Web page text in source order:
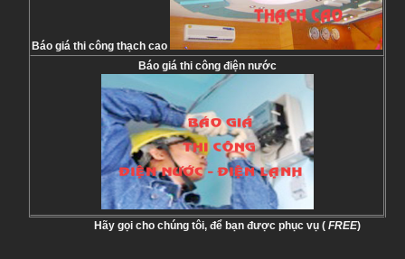
Báo giá thi công thạch cao
Báo giá thi công điện nước
Hãy gọi cho chúng tôi, để bạn được phục vụ ( FREE)